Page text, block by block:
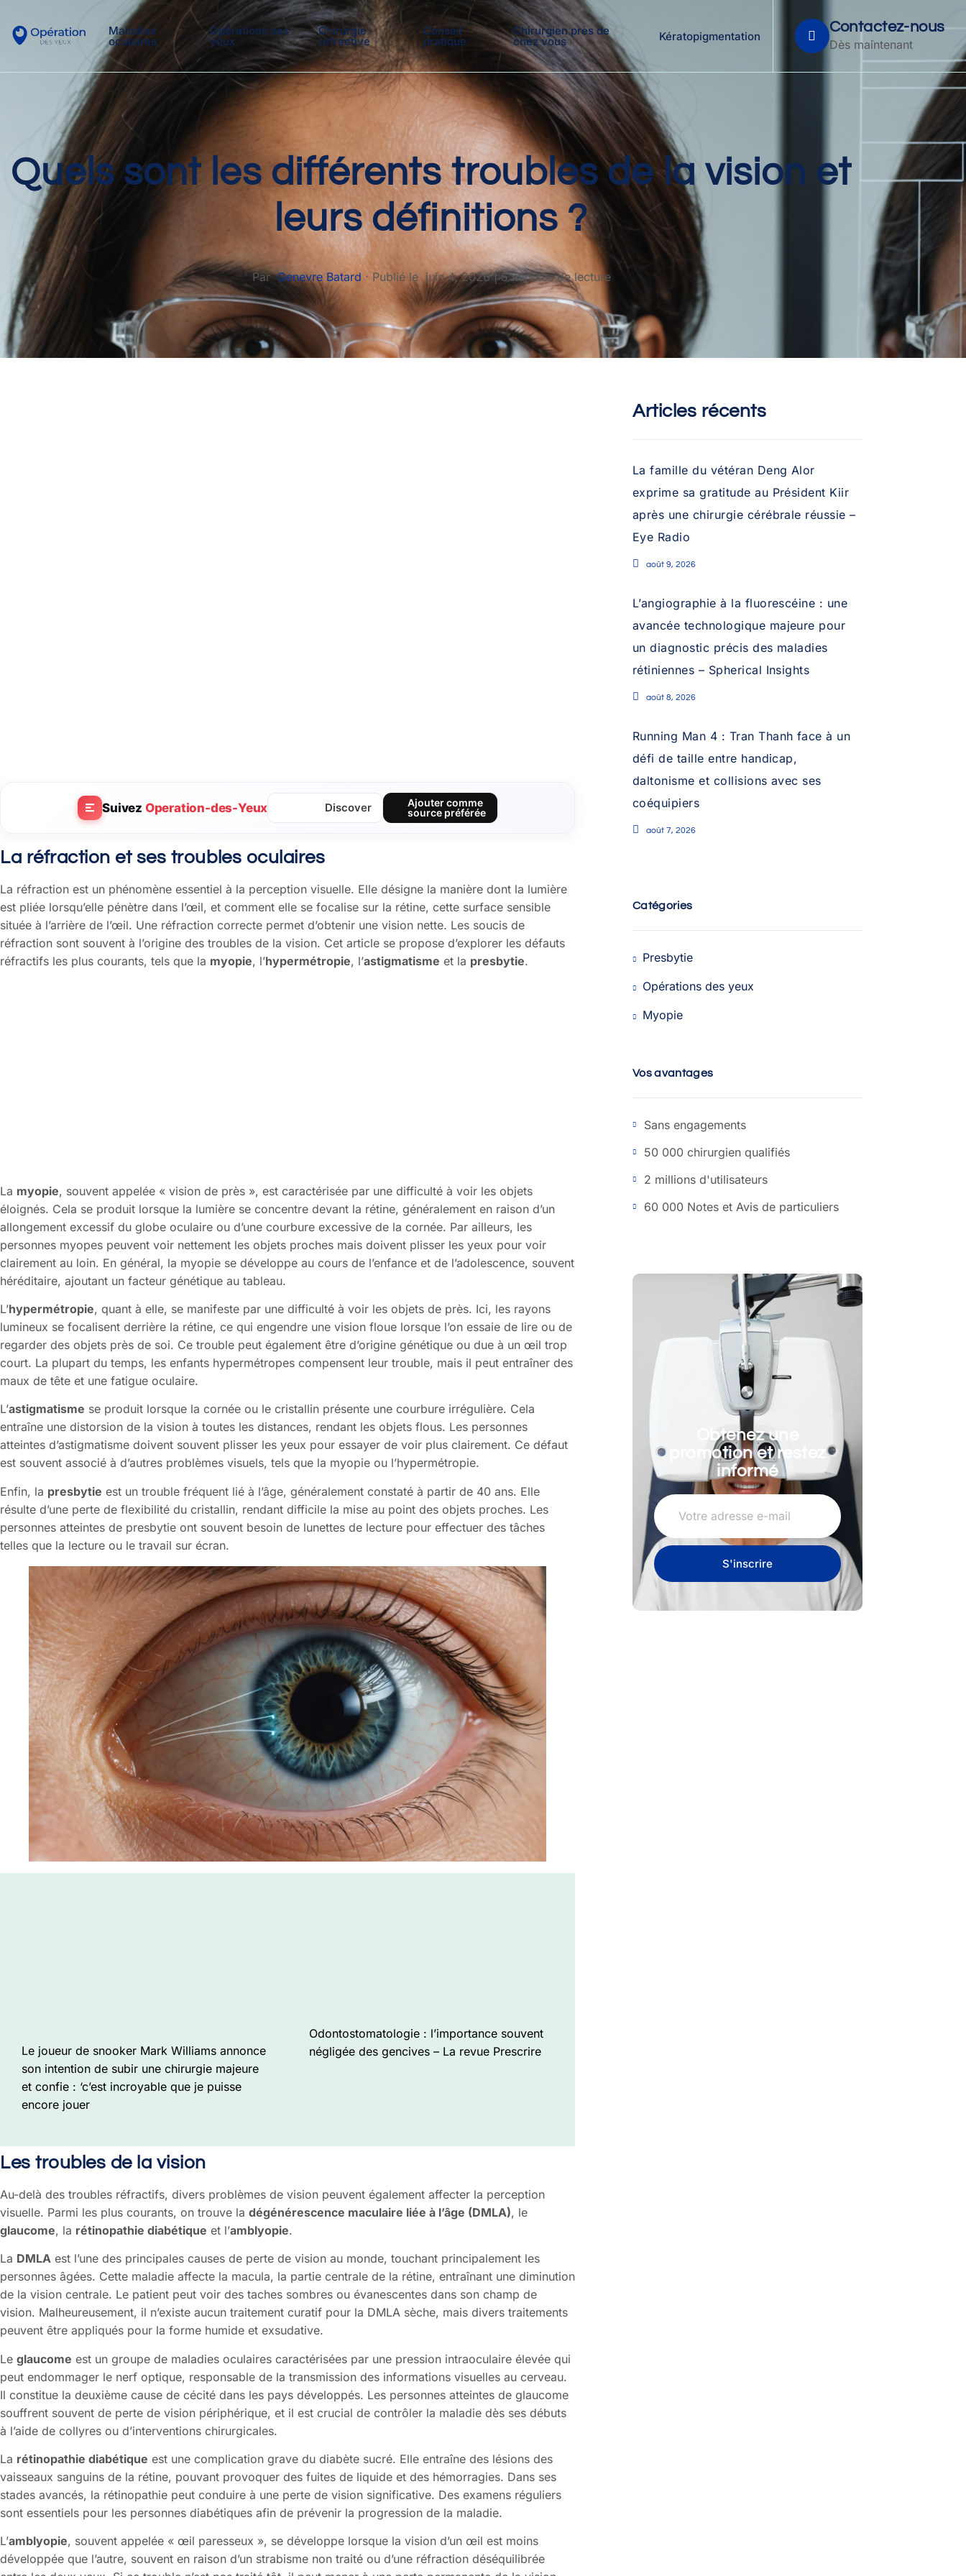
Maladies
oculaires
Opérations des
yeux
Chirurgie
réfractive
Conseil
pratique
Chirurgien près de
chez vous Kératopigmentation
Contactez-nous
Dès maintenant
Quels sont les différents troubles de la vision et
leurs définitions ?
ParGenevre Batard · Publié lejuin 4, 2026| 5 minutes de lecture
Suivez Operation-des-Yeux Discover
Ajouter comme
source préférée
La réfraction et ses troubles oculaires
La réfraction est un phénomène essentiel à la perception visuelle. Elle désigne la manière dont la lumière
est pliée lorsqu’elle pénètre dans l’œil, et comment elle se focalise sur la rétine, cette surface sensible
située à l’arrière de l’œil. Une réfraction correcte permet d’obtenir une vision nette. Les soucis de
réfraction sont souvent à l’origine des troubles de la vision. Cet article se propose d’explorer les défauts
réfractifs les plus courants, tels que la myopie, l’hypermétropie, l’astigmatisme et la presbytie.
La myopie, souvent appelée « vision de près », est caractérisée par une difficulté à voir les objets
éloignés. Cela se produit lorsque la lumière se concentre devant la rétine, généralement en raison d’un
allongement excessif du globe oculaire ou d’une courbure excessive de la cornée. Par ailleurs, les
personnes myopes peuvent voir nettement les objets proches mais doivent plisser les yeux pour voir
clairement au loin. En général, la myopie se développe au cours de l’enfance et de l’adolescence, souvent
héréditaire, ajoutant un facteur génétique au tableau.
L’hypermétropie, quant à elle, se manifeste par une difficulté à voir les objets de près. Ici, les rayons
lumineux se focalisent derrière la rétine, ce qui engendre une vision floue lorsque l’on essaie de lire ou de
regarder des objets près de soi. Ce trouble peut également être d’origine génétique ou due à un œil trop
court. La plupart du temps, les enfants hypermétropes compensent leur trouble, mais il peut entraîner des
maux de tête et une fatigue oculaire.
L’astigmatisme se produit lorsque la cornée ou le cristallin présente une courbure irrégulière. Cela
entraîne une distorsion de la vision à toutes les distances, rendant les objets flous. Les personnes
atteintes d’astigmatisme doivent souvent plisser les yeux pour essayer de voir plus clairement. Ce défaut
est souvent associé à d’autres problèmes visuels, tels que la myopie ou l’hypermétropie.
Enfin, la presbytie est un trouble fréquent lié à l’âge, généralement constaté à partir de 40 ans. Elle
résulte d’une perte de flexibilité du cristallin, rendant difficile la mise au point des objets proches. Les
personnes atteintes de presbytie ont souvent besoin de lunettes de lecture pour effectuer des tâches
telles que la lecture ou le travail sur écran.
Le joueur de snooker Mark Williams annonce
son intention de subir une chirurgie majeure
et confie : ‘c’est incroyable que je puisse
encore jouer
Odontostomatologie : l’importance souvent
négligée des gencives – La revue Prescrire
Les troubles de la vision
Au-delà des troubles réfractifs, divers problèmes de vision peuvent également affecter la perception
visuelle. Parmi les plus courants, on trouve la dégénérescence maculaire liée à l’âge (DMLA), le
glaucome, la rétinopathie diabétique et l’amblyopie.
La DMLA est l’une des principales causes de perte de vision au monde, touchant principalement les
personnes âgées. Cette maladie affecte la macula, la partie centrale de la rétine, entraînant une diminution
de la vision centrale. Le patient peut voir des taches sombres ou évanescentes dans son champ de
vision. Malheureusement, il n’existe aucun traitement curatif pour la DMLA sèche, mais divers traitements
peuvent être appliqués pour la forme humide et exsudative.
Le glaucome est un groupe de maladies oculaires caractérisées par une pression intraoculaire élevée qui
peut endommager le nerf optique, responsable de la transmission des informations visuelles au cerveau.
Il constitue la deuxième cause de cécité dans les pays développés. Les personnes atteintes de glaucome
souffrent souvent de perte de vision périphérique, et il est crucial de contrôler la maladie dès ses débuts
à l’aide de collyres ou d’interventions chirurgicales.
La rétinopathie diabétique est une complication grave du diabète sucré. Elle entraîne des lésions des
vaisseaux sanguins de la rétine, pouvant provoquer des fuites de liquide et des hémorragies. Dans ses
stades avancés, la rétinopathie peut conduire à une perte de vision significative. Des examens réguliers
sont essentiels pour les personnes diabétiques afin de prévenir la progression de la maladie.
L’amblyopie, souvent appelée « œil paresseux », se développe lorsque la vision d’un œil est moins
développée que l’autre, souvent en raison d’un strabisme non traité ou d’une réfraction déséquilibrée
Articles récents
La famille du vétéran Deng Alor
exprime sa gratitude au Président Kiir
après une chirurgie cérébrale réussie –
Eye Radio
août 9, 2026
L’angiographie à la fluorescéine : une
avancée technologique majeure pour
un diagnostic précis des maladies
rétiniennes – Spherical Insights
août 8, 2026
Running Man 4 : Tran Thanh face à un
défi de taille entre handicap,
daltonisme et collisions avec ses
coéquipiers
août 7, 2026
Catégories
Presbytie
Opérations des yeux
Myopie
Vos avantages
Sans engagements
50 000 chirurgien qualifiés
2 millions d'utilisateurs
60 000 Notes et Avis de particuliers
Obtenez une
promotion et restez
informé
S'inscrire